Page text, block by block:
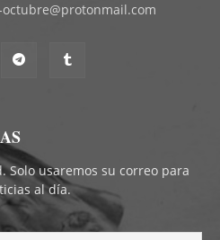
Solo usaremos su correo para
al día.